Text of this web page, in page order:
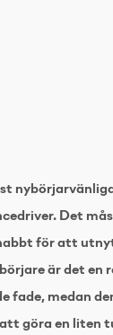
Det
för att
är det en
fade, medan
göra en liten